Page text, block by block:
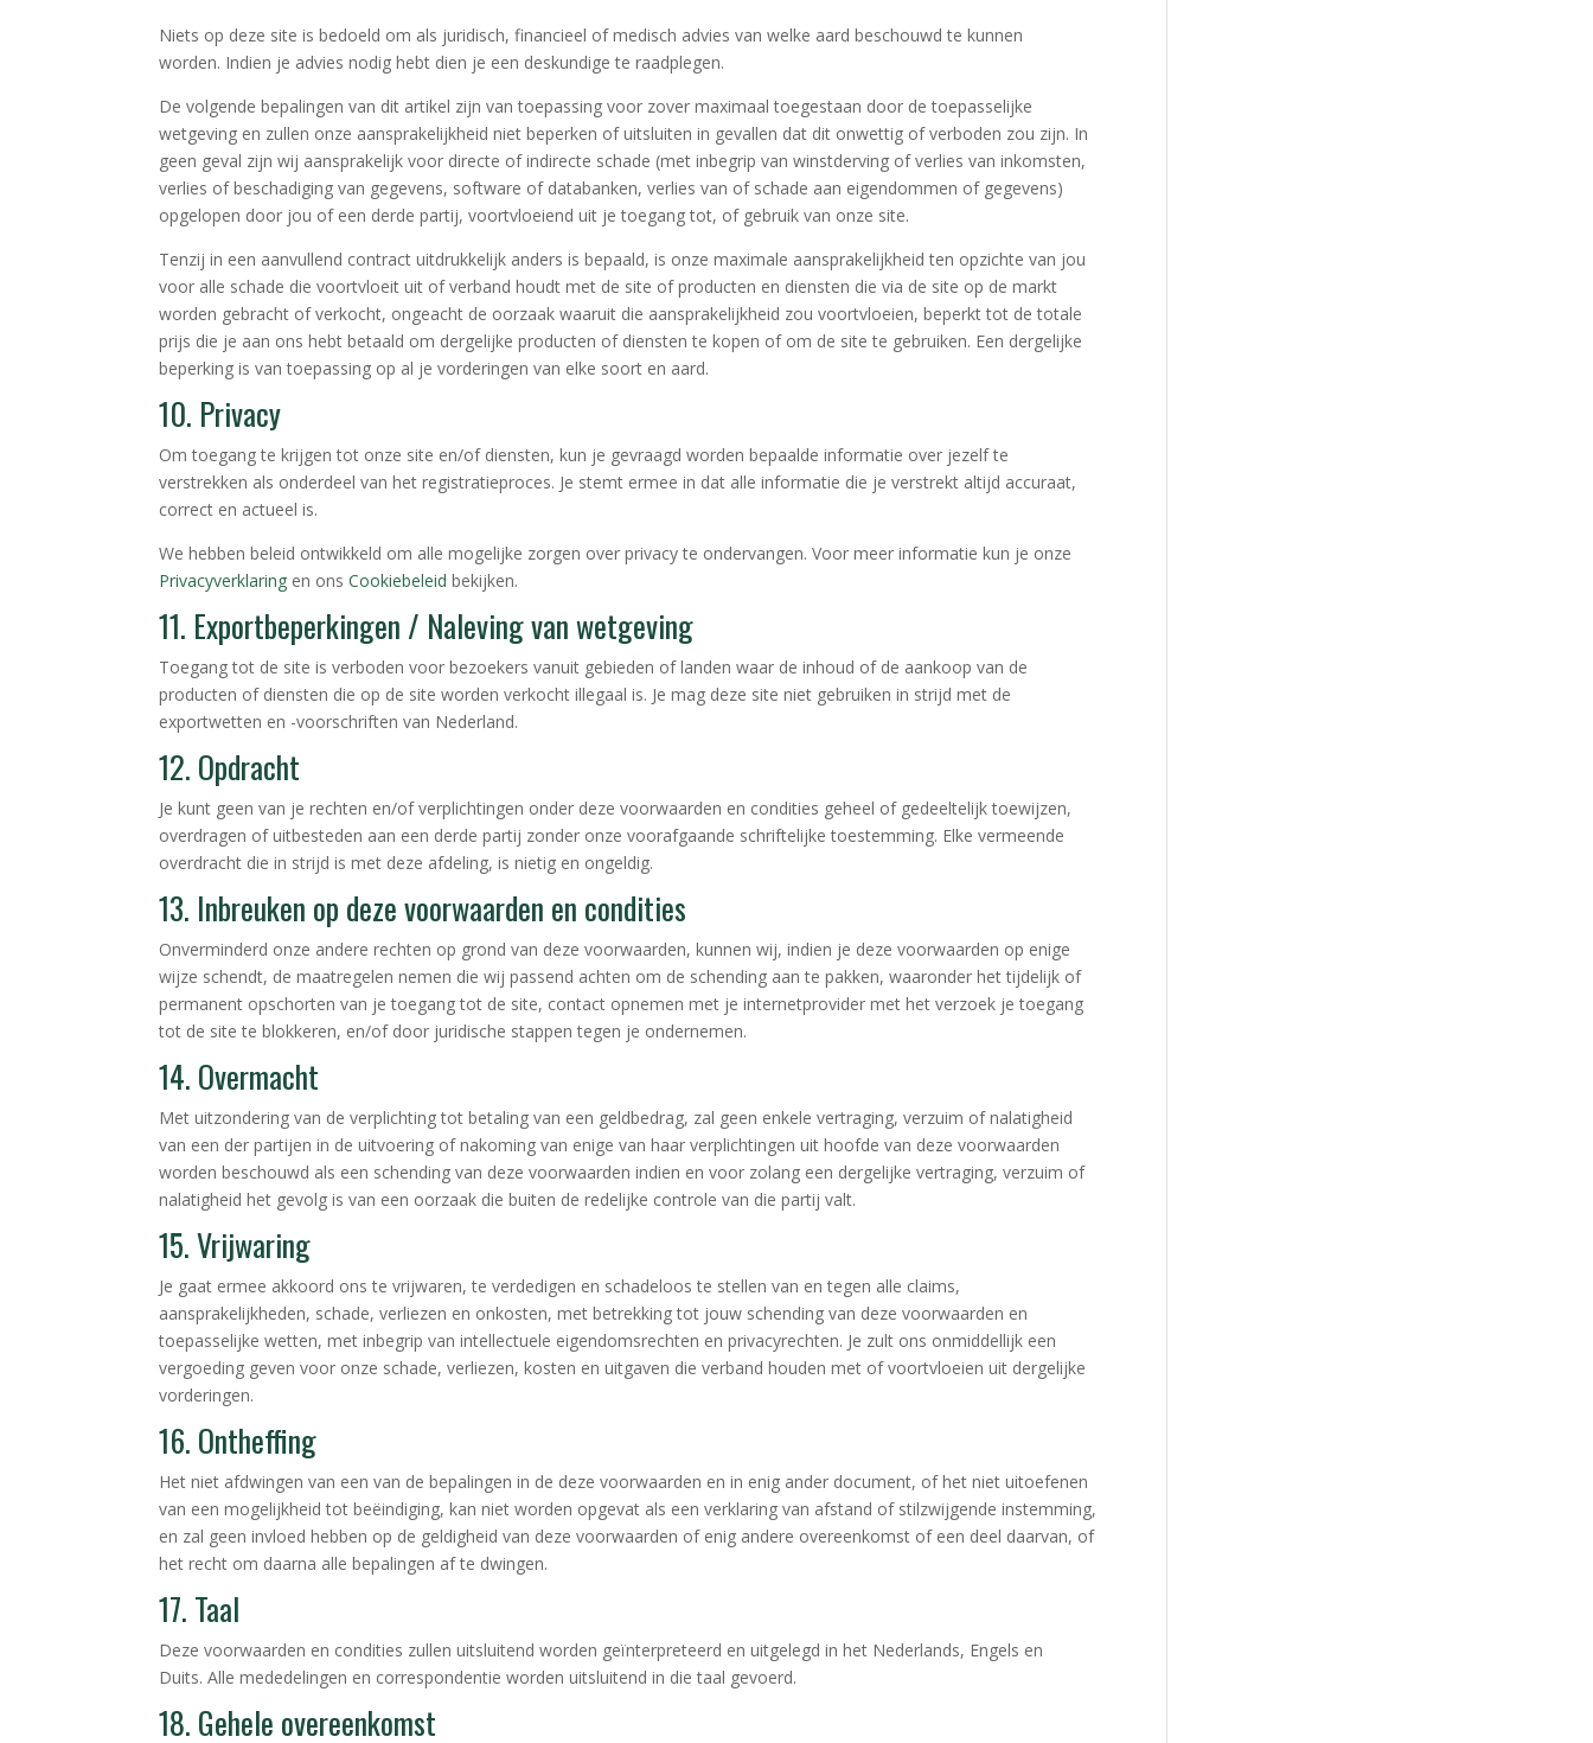
Niets op deze site is bedoeld om als juridisch, financieel of medisch advies van welke aard beschouwd te kunnen
worden. Indien je advies nodig hebt dien je een deskundige te raadplegen.
De volgende bepalingen van dit artikel zijn van toepassing voor zover maximaal toegestaan door de toepasselijke
wetgeving en zullen onze aansprakelijkheid niet beperken of uitsluiten in gevallen dat dit onwettig of verboden zou zijn. In
geen geval zijn wij aansprakelijk voor directe of indirecte schade (met inbegrip van winstderving of verlies van inkomsten,
verlies of beschadiging van gegevens, software of databanken, verlies van of schade aan eigendommen of gegevens)
opgelopen door jou of een derde partij, voortvloeiend uit je toegang tot, of gebruik van onze site.
Tenzij in een aanvullend contract uitdrukkelijk anders is bepaald, is onze maximale aansprakelijkheid ten opzichte van jou
voor alle schade die voortvloeit uit of verband houdt met de site of producten en diensten die via de site op de markt
worden gebracht of verkocht, ongeacht de oorzaak waaruit die aansprakelijkheid zou voortvloeien, beperkt tot de totale
prijs die je aan ons hebt betaald om dergelijke producten of diensten te kopen of om de site te gebruiken. Een dergelijke
beperking is van toepassing op al je vorderingen van elke soort en aard.
10. Privacy
Om toegang te krijgen tot onze site en/of diensten, kun je gevraagd worden bepaalde informatie over jezelf te
verstrekken als onderdeel van het registratieproces. Je stemt ermee in dat alle informatie die je verstrekt altijd accuraat,
correct en actueel is.
We hebben beleid ontwikkeld om alle mogelijke zorgen over privacy te ondervangen. Voor meer informatie kun je onze
Privacyverklaring en onsCookiebeleid bekijken.
11. Exportbeperkingen / Naleving van wetgeving
Toegang tot de site is verboden voor bezoekers vanuit gebieden of landen waar de inhoud of de aankoop van de
producten of diensten die op de site worden verkocht illegaal is. Je mag deze site niet gebruiken in strijd met de
exportwetten en -voorschriften van Nederland.
12. Opdracht
Je kunt geen van je rechten en/of verplichtingen onder deze voorwaarden en condities geheel of gedeeltelijk toewijzen,
overdragen of uitbesteden aan een derde partij zonder onze voorafgaande schriftelijke toestemming. Elke vermeende
overdracht die in strijd is met deze afdeling, is nietig en ongeldig.
13. Inbreuken op deze voorwaarden en condities
Onverminderd onze andere rechten op grond van deze voorwaarden, kunnen wij, indien je deze voorwaarden op enige
wijze schendt, de maatregelen nemen die wij passend achten om de schending aan te pakken, waaronder het tijdelijk of
permanent opschorten van je toegang tot de site, contact opnemen met je internetprovider met het verzoek je toegang
tot de site te blokkeren, en/of door juridische stappen tegen je ondernemen.
14. Overmacht
Met uitzondering van de verplichting tot betaling van een geldbedrag, zal geen enkele vertraging, verzuim of nalatigheid
van een der partijen in de uitvoering of nakoming van enige van haar verplichtingen uit hoofde van deze voorwaarden
worden beschouwd als een schending van deze voorwaarden indien en voor zolang een dergelijke vertraging, verzuim of
nalatigheid het gevolg is van een oorzaak die buiten de redelijke controle van die partij valt.
15. Vrijwaring
Je gaat ermee akkoord ons te vrijwaren, te verdedigen en schadeloos te stellen van en tegen alle claims,
aansprakelijkheden, schade, verliezen en onkosten, met betrekking tot jouw schending van deze voorwaarden en
toepasselijke wetten, met inbegrip van intellectuele eigendomsrechten en privacyrechten. Je zult ons onmiddellijk een
vergoeding geven voor onze schade, verliezen, kosten en uitgaven die verband houden met of voortvloeien uit dergelijke
vorderingen.
16. Ontheffing
Het niet afdwingen van een van de bepalingen in de deze voorwaarden en in enig ander document, of het niet uitoefenen
van een mogelijkheid tot beëindiging, kan niet worden opgevat als een verklaring van afstand of stilzwijgende instemming,
en zal geen invloed hebben op de geldigheid van deze voorwaarden of enig andere overeenkomst of een deel daarvan, of
het recht om daarna alle bepalingen af te dwingen.
17. Taal
Deze voorwaarden en condities zullen uitsluitend worden geïnterpreteerd en uitgelegd in het Nederlands, Engels en
Duits. Alle mededelingen en correspondentie worden uitsluitend in die taal gevoerd.
18. Gehele overeenkomst